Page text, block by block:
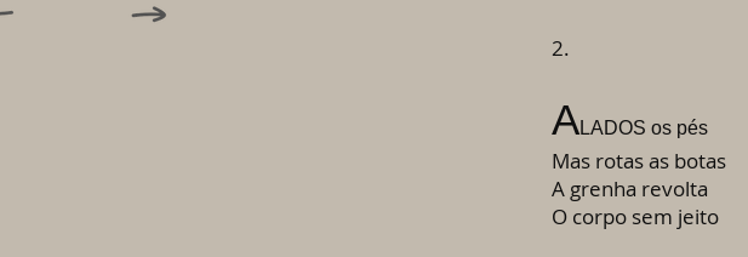
2.
ALADOS os pés
Mas rotas as botas
A grenha revolta
O corpo sem jeito